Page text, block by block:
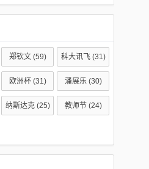
郑钦文(59) 科大讯飞(31)
欧洲杯(31) 潘展乐(30)
纳斯达克(25) 教师节 (24)